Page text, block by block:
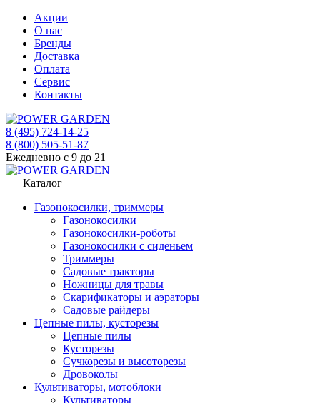
Акции
О нас
Бренды
Доставка
Оплата
Сервис
Контакты
8 (495) 724-14-25
8 (800) 505-51-87
Ежедневно с 9 до 21
Каталог
Газонокосилки, триммеры
Газонокосилки
Газонокосилки-роботы
Газонокосилки с сиденьем
Триммеры
Садовые тракторы
Ножницы для травы
Скарификаторы и аэраторы
Садовые райдеры
Цепные пилы, кусторезы
Цепные пилы
Кусторезы
Сучкорезы и высоторезы
Дровоколы
Культиваторы, мотоблоки
Культиваторы